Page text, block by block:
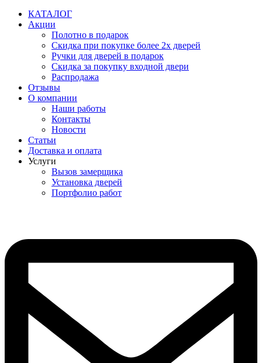
КАТАЛОГ
Акции
Полотно в подарок
Скидка при покупке более 2х дверей
Ручки для дверей в подарок
Скидка за покупку входной двери
Распродажа
Отзывы
О компании
Наши работы
Контакты
Новости
Статьи
Доставка и оплата
Услуги
Вызов замерщика
Установка дверей
Портфолио работ